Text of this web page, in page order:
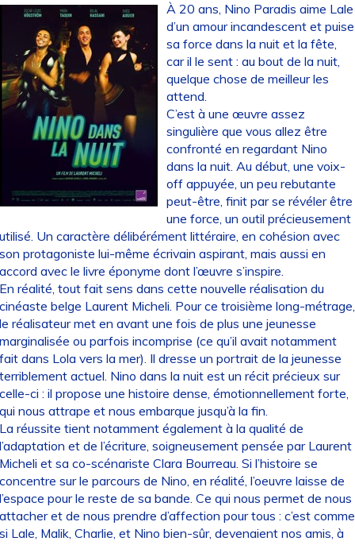
À 20 ans, Nino Paradis aime Lale
d’un amour incandescent et puise
sa force dans la nuit et la fête,
car il le sent : au bout de la nuit,
quelque chose de meilleur les
attend.
C’est à une œuvre assez
singulière que vous allez être
confronté en regardant Nino
dans la nuit. Au début, une voix-
off appuyée, un peu rebutante
peut-être, finit par se révéler être
une force, un outil précieusement
Un caractère délibérément littéraire, en cohésion avec
protagoniste lui-même écrivain aspirant, mais aussi en
avec le livre éponyme dont l’œuvre s’inspire.
réalité, tout fait sens dans cette nouvelle réalisation du
belge Laurent Micheli. Pour ce troisième long-métrage,
réalisateur met en avant une fois de plus une jeunesse
ou parfois incomprise (ce qu’il avait notamment
dans Lola vers la mer). Il dresse un portrait de la jeunesse
actuel. Nino dans la nuit est un récit précieux sur
ci : il propose une histoire dense, émotionnellement forte,
nous attrape et nous embarque jusqu’à la fin.
réussite tient notamment également à la qualité de
et de l’écriture, soigneusement pensée par Laurent
et sa co-scénariste Clara Bourreau. Si l’histoire se
sur le parcours de Nino, en réalité, l’oeuvre laisse de
pour le reste de sa bande. Ce qui nous permet de nous
et de nous prendre d’affection pour tous : c’est comme
Lale, Malik, Charlie, et Nino bien-sûr, devenaient nos amis, à